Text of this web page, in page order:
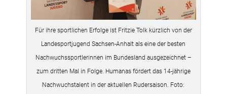
Für ihre sportlichen Erfolge ist Fritzie Tolk kürzlich von der
Landesportjugend Sachsen-Anhalt als eine der besten
Nachwuchssportlerinnen im Bundesland ausgezeichnet –
zum dritten Mal in Folge. Humanas fördert das 14-jährige
Nachwuchstalent in der aktuellen Rudersaison. Foto: